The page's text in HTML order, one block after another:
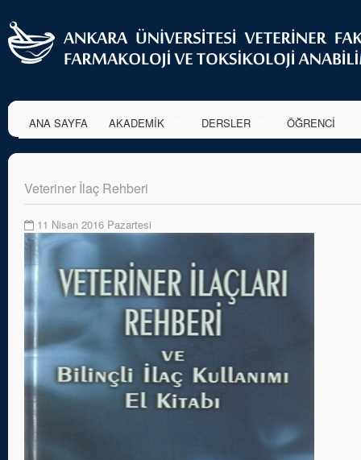
ANA SAYFA AKADEMİK DERSLER ÖĞRENCİ
Veteriner İlaç Rehberi
11 Nisan 2016 Pazartesi